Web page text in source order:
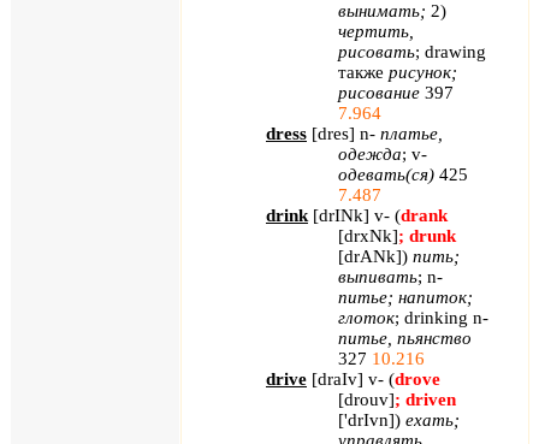
вынимать; 2)
чертить,
рисовать; drawing
также рисунок;
рисование 397
7.964
dress [dres] n- платье,
одежда; v-
одевать(ся) 425
7.487
drink [drINk] v- (drank
[drxNk]; drunk
[drANk]) пить;
выпивать; n-
питье; напиток;
глоток; drinking n-
питье, пьянство
327 10.216
drive [draIv] v- (drove
[drouv]; driven
['drIvn]) ехать;